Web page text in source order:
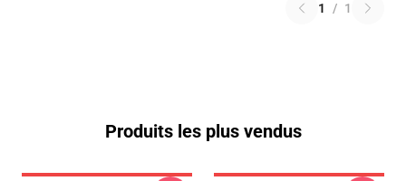
1 / 1
Produits les plus vendus